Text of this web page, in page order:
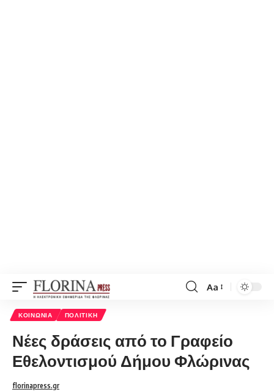
Font
Aa
ΚΟΙΝΩΝΊΑ ΠΟΛΙΤΙΚΉ
Νέες δράσεις από το Γραφείο
Εθελοντισμού Δήμου Φλώρινας
florinapress.gr